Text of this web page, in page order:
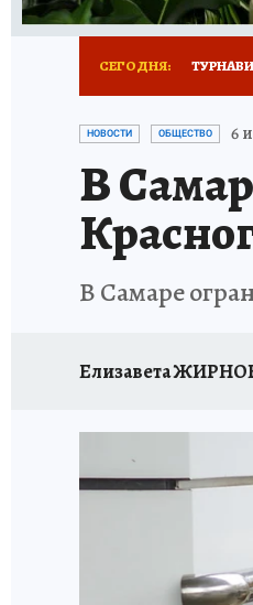
СЕГОДНЯ:
НОВЫЙ
НОВОСТИ ОБЩЕСТВО 6
В
В Самаре
Елизавета